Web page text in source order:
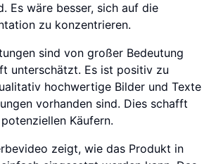
Es wäre besser, sich auf die
zu konzentrieren.
sind von großer Bedeutung
unterschätzt. Es ist positiv zu
hochwertige Bilder und Texte
vorhanden sind. Dies schafft
Käufern.
zeigt, wie das Produkt in